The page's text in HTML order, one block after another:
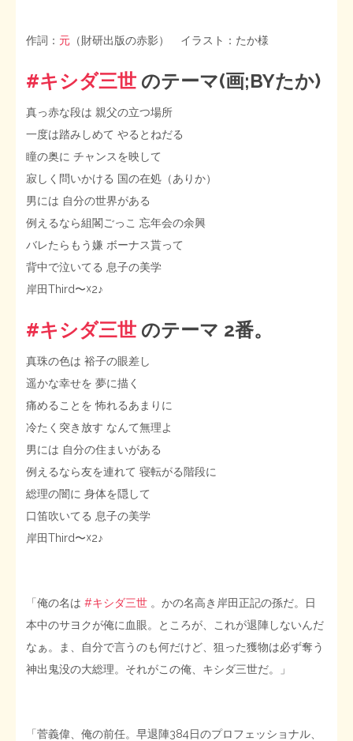
作詞： 元 （財研出版の赤影） イラスト：たか様
#キシダ三世 のテーマ(画;BYたか)
真っ赤な段は 親父の立つ場所
一度は踏みしめて やるとねだる
瞳の奥に チャンスを映して
寂しく問いかける 国の在処（ありか）
男には 自分の世界がある
例えるなら組閣ごっこ 忘年会の余興
バレたらもう嫌 ボーナス貰って
背中で泣いてる 息子の美学
岸田Third〜☓2♪
#キシダ三世 のテーマ 2番。
真珠の色は 裕子の眼差し
遥かな幸せを 夢に描く
痛めることを 怖れるあまりに
冷たく突き放す なんて無理よ
男には 自分の住まいがある
例えるなら友を連れて 寝転がる階段に
総理の闇に 身体を隠して
口笛吹いてる 息子の美学
岸田Third〜☓2♪
「俺の名は#キシダ三世 。かの名高き岸田正記の孫だ。日
本中のサヨクが俺に血眼。ところが、これが退陣しないんだ
なぁ。ま、自分で言うのも何だけど、狙った獲物は必ず奪う
神出鬼没の大総理。それがこの俺、キシダ三世だ。」
「菅義偉、俺の前任。早退陣384日のプロフェッショナル、